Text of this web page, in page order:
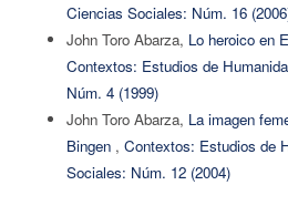
Ciencias Sociales: Núm. 16
John Toro Abarza, Lo heroico en
Contextos: Estudios de
Núm. 4 (1999)
John Toro Abarza, La imagen
Bingen , Contextos: Estudios de
Sociales: Núm. 12 (2004)